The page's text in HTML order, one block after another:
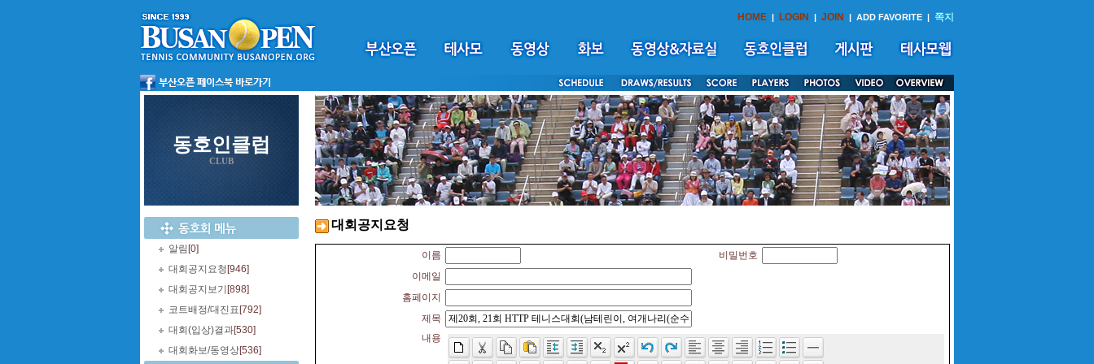
HOME | LOGIN | JOIN | ADD FAVORITE | 쪽지
동호인클럽
CLUB
알림 [0]
대회공지요청 [946]
대회공지보기 [898]
코트배정/대진표 [792]
대회(입상)결과[530]
대회화보/동영상[536]
대회공지요청
이름
비밀번호
이메일
홈페이지
제목
내용